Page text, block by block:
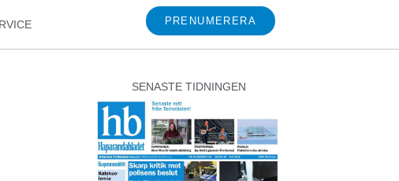
PRENUMERERA
SENASTE TIDNINGEN